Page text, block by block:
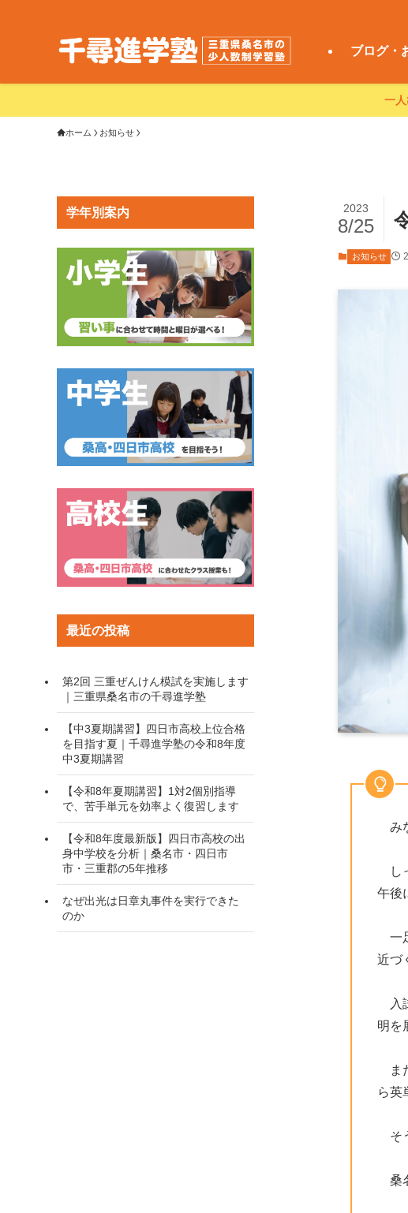
ブログ・
一
ホーム お知らせ
2023
8/25
お知らせ
み
し
午後
一
近づ
入
明を
ま
ら英
そ
桑
学年別案内
最近の投稿
第2回 三重ぜんけん模試を実施します
｜三重県桑名市の千尋進学塾
【中3夏期講習】四日市高校上位合格
を目指す夏｜千尋進学塾の令和8年度
中3夏期講習
【令和8年夏期講習】1対2個別指導
で、苦手単元を効率よく復習します
【令和8年度最新版】四日市高校の出
身中学校を分析｜桑名市・四日市
市・三重郡の5年推移
なぜ出光は日章丸事件を実行できた
のか